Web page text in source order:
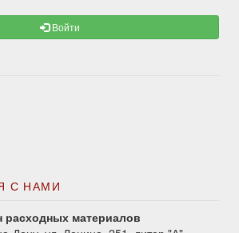
Войти
С НАМИ
расходных материалов